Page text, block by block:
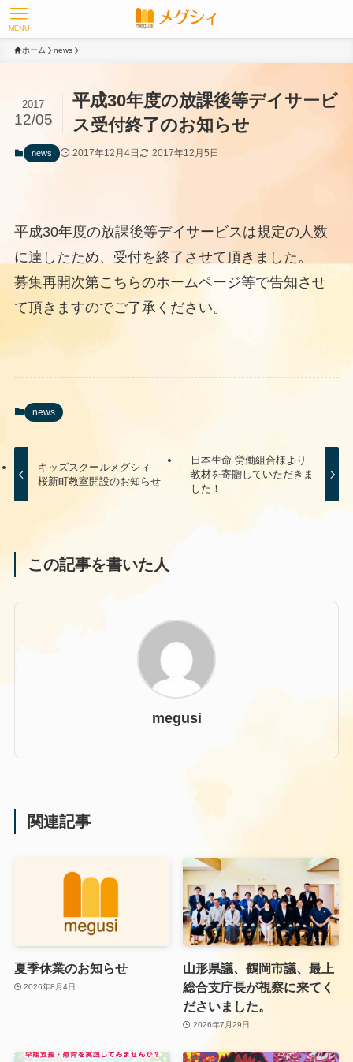
MENU
ホーム news
平成30年度の放課後等デイサービ
ス受付終了のお知らせ
2017
12/05
news 2017年12月4日 2017年12月5日
平成30年度の放課後等デイサービスは規定の人数
に達したため、受付を終了させて頂きました。
募集再開次第こちらのホームページ等で告知させ
て頂きますのでご了承ください。
news
キッズスクールメグシィ
桜新町教室開設のお知らせ
日本生命 労働組合様より
教材を寄贈していただきま
した！
この記事を書いた人
megusi
関連記事
夏季休業のお知らせ
2026年8月4日
山形県議、鶴岡市議、最上
総合支庁長が視察に来てく
ださいました。
2026年7月29日